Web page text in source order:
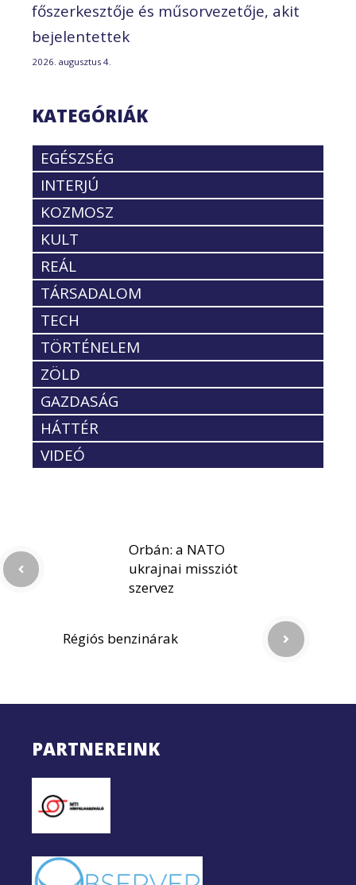
főszerkesztője és műsorvezetője, akit
bejelentettek
2026. augusztus 4.
KATEGÓRIÁK
EGÉSZSÉG
INTERJÚ
KOZMOSZ
KULT
REÁL
TÁRSADALOM
TECH
TÖRTÉNELEM
ZÖLD
GAZDASÁG
HÁTTÉR
VIDEÓ
Orbán: a NATO
ukrajnai missziót
szervez
Régiós benzinárak
PARTNEREINK